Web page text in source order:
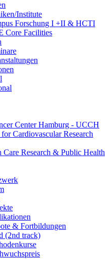
Institute
Forschung I +II & HCTI
Core Facilities
Center Hamburg - UCCH
Cardiovascular Research
Care Research & Public Health
& Fortbildungen
(2nd track)